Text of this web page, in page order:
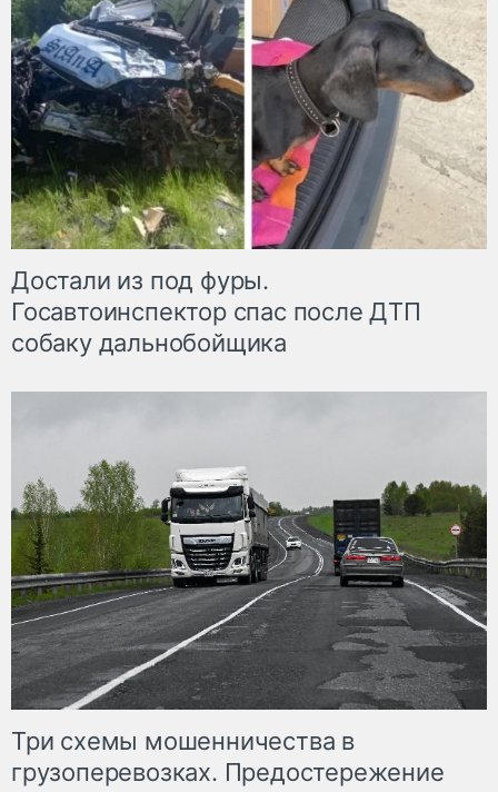
Достали из под фуры.
Госавтоинспектор спас после ДТП
собаку дальнобойщика
Три схемы мошенничества в
грузоперевозках. Предостережение